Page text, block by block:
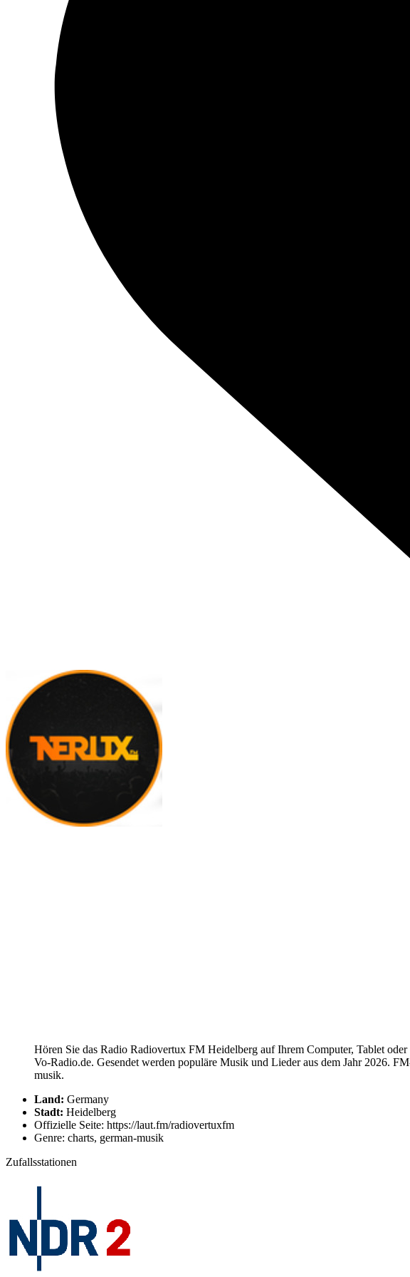
Hören Sie das Radio Radiovertux FM Heidelberg auf Ihrem Computer, Tablet
Vo-Radio.de. Gesendet werden populäre Musik und Lieder aus dem Jahr 2026.
musik.
Land: Germany
Stadt: Heidelberg
Offizielle Seite: https://laut.fm/radiovertuxfm
Genre: charts, german-musik
Zufallsstationen